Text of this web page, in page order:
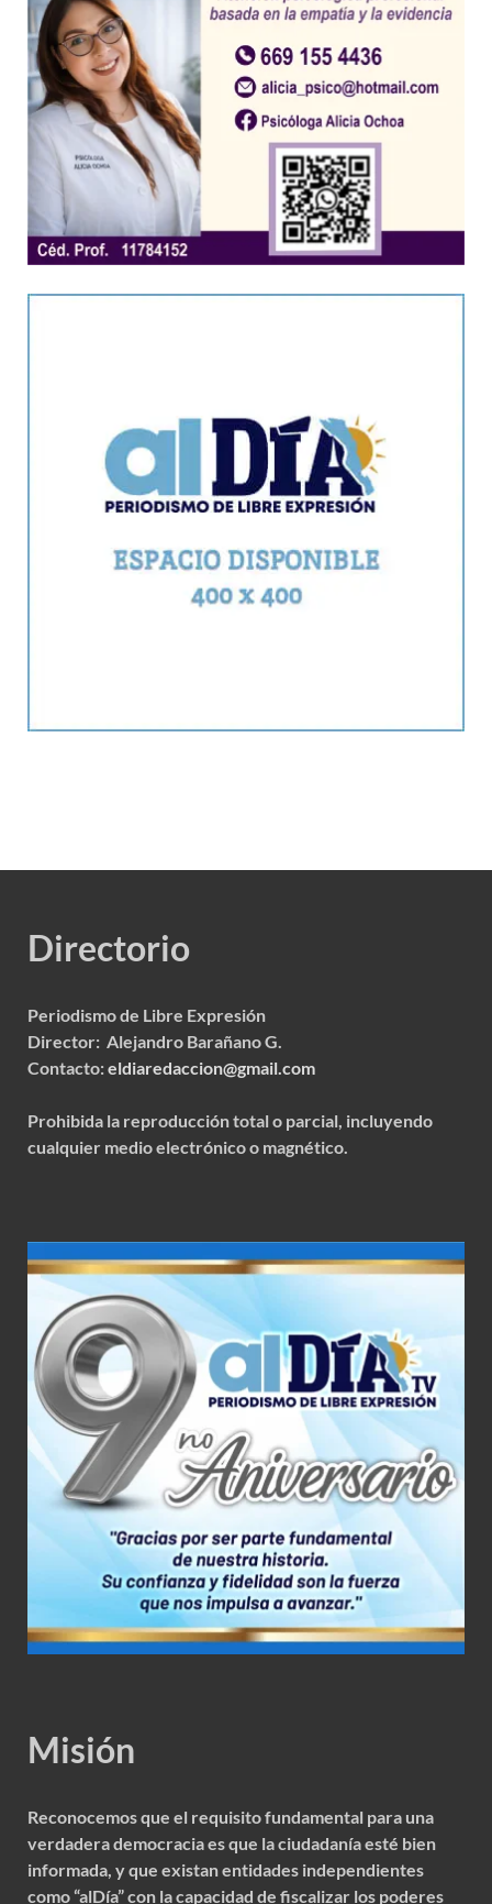
Directorio
Periodismo de Libre Expresión
Director: Alejandro Barañano G.
Contacto:eldiaredaccion@gmail.com
Prohibida la reproducción total o parcial, incluyendo
cualquier medio electrónico o magnético.
Misión
Reconocemos que el requisito fundamental para una
verdadera democracia es que la ciudadanía esté bien
informada, y que existan entidades independientes
como “alDía” con la capacidad de fiscalizar los poderes